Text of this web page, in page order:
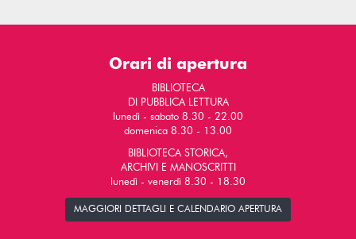
Orari di apertura
BIBLIOTECA
DI PUBBLICA LETTURA
lunedì - sabato 8.30 - 22.00
domenica 8.30 - 13.00
BIBLIOTECA STORICA,
ARCHIVI E MANOSCRITTI
lunedì - venerdì 8.30 - 18.30
MAGGIORI DETTAGLI E CALENDARIO APERTURA